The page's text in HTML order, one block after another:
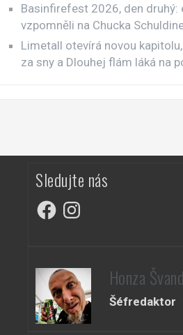
Basinfirefest 2026, den druhý:
vzpomněli na Chucka
Limetall otevírá novou
za sny a Dlouhej flám láká na
Sledujte nás
FacebookInstagram
Honza
Šéfredaktor